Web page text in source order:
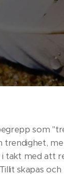
som
trendighet,
i takt med att
skapas